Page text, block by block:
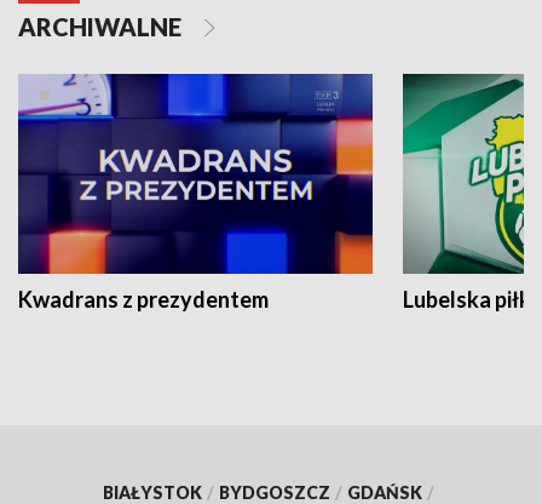
ARCHIWALNE
Kwadrans z prezydentem Lubelska piłka
BIAŁYSTOK / BYDGOSZCZ / GDAŃSK /